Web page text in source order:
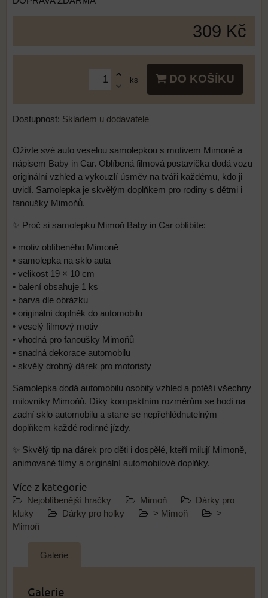
309 Kč
ks DO KOŠÍKU
Dostupnost: Skladem u dodavatele
Oživte své auto veselou samolepkou s motivem Mimoně a
nápisem Baby in Car. Oblíbená filmová postavička dodá vozu
originální vzhled a vykouzlí úsměv na tváři každému, kdo ji
uvidí. Samolepka je skvělým doplňkem pro rodiny s dětmi i
fanoušky Mimoňů.
✨ Proč si samolepku Mimoň Baby in Car oblíbíte:
• motiv oblíbeného Mimoně
• samolepka na sklo auta
• velikost 19 × 10 cm
• balení obsahuje 1 ks
• barva dle obrázku
• originální doplněk do automobilu
• veselý filmový motiv
• vhodná pro fanoušky Mimoňů
• snadná dekorace automobilu
• skvělý drobný dárek pro motoristy
Samolepka dodá automobilu osobitý vzhled a potěší všechny
milovníky Mimoňů. Díky kompaktním rozměrům se hodí na
zadní sklo automobilu a stane se nepřehlédnutelným
doplňkem každé rodinné jízdy.
✨ Skvělý tip na dárek pro děti i dospělé, kteří milují Mimoně,
animované filmy a originální automobilové doplňky.
Více z kategorie
Nejoblíbenější hračky Mimoň
Dárky pro
kluky
Dárky pro holky > Mimoň
>
Mimoň
Galerie
Galerie